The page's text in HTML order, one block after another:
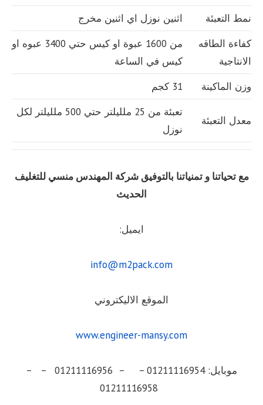
نمط التعبئة
اثنين نوزل اي اثنين مخرج
كفاءة الطاقه
الانتاجية
من 1600 عبوة او كيس حتي 3400 عبوه او
كيس في الساعة
وزن الماكينة
31 كجم
معدل التعبئة
تعبئة من 25 ملليلتر حتي 500 ملليلتر لكل
نوزل
مع تحياتنا و تمنياتنا بالتوفيق شركة المهندس منسي للتغليف
الحديث
ايميل:
info@m2pack.com
الموقع الاليكتروني
www.engineer-mansy.com
موبايل: 01211116954 – – 01211116956 – –